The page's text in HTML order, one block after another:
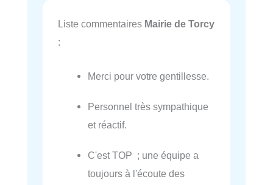
Liste commentaires Mairie de Torcy
:
Merci pour votre gentillesse.
Personnel très sympathique
et réactif.
C'est TOP ; une équipe a
toujours à l'écoute des